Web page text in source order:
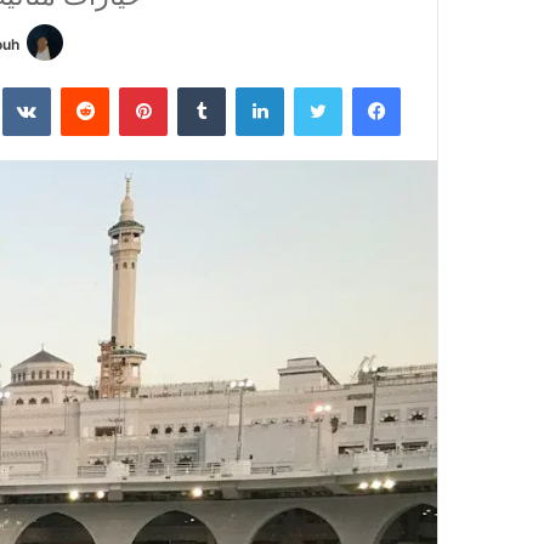
فيسبوك تويتر لينكدإن بينتيريست